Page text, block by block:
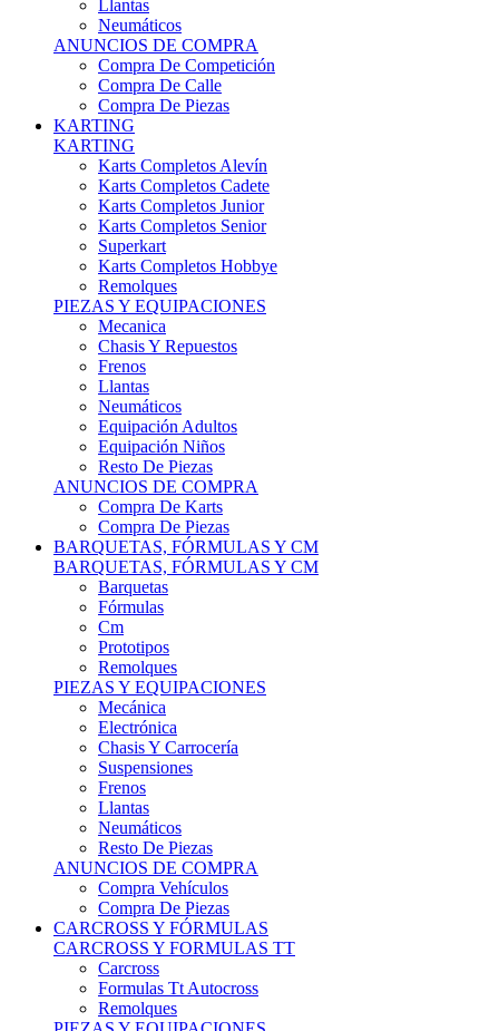
Llantas
Neumáticos
ANUNCIOS DE COMPRA
Compra De Competición
Compra De Calle
Compra De Piezas
KARTING
KARTING
Karts Completos Alevín
Karts Completos Cadete
Karts Completos Junior
Karts Completos Senior
Superkart
Karts Completos Hobbye
Remolques
PIEZAS Y EQUIPACIONES
Mecanica
Chasis Y Repuestos
Frenos
Llantas
Neumáticos
Equipación Adultos
Equipación Niños
Resto De Piezas
ANUNCIOS DE COMPRA
Compra De Karts
Compra De Piezas
BARQUETAS, FÓRMULAS Y CM
BARQUETAS, FÓRMULAS Y CM
Barquetas
Fórmulas
Cm
Prototipos
Remolques
PIEZAS Y EQUIPACIONES
Mecánica
Electrónica
Chasis Y Carrocería
Suspensiones
Frenos
Llantas
Neumáticos
Resto De Piezas
ANUNCIOS DE COMPRA
Compra Vehículos
Compra De Piezas
CARCROSS Y FÓRMULAS
CARCROSS Y FORMULAS TT
Carcross
Formulas Tt Autocross
Remolques